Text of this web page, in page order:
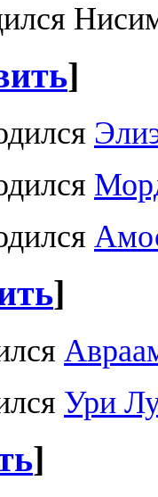
]
]
Ури
]